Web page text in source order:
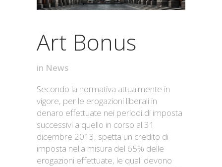
Art Bonus
in News
Secondo la normativa attualmente in
vigore, per le erogazioni liberali in
denaro effettuate nei periodi di imposta
successivi a quello in corso al 31
dicembre 2013, spetta un credito di
imposta nella misura del 65% delle
erogazioni effettuate, le quali devono